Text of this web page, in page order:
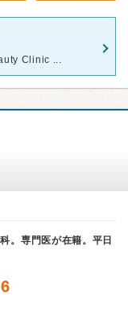
Clinic ...
。専門医が在籍。平日